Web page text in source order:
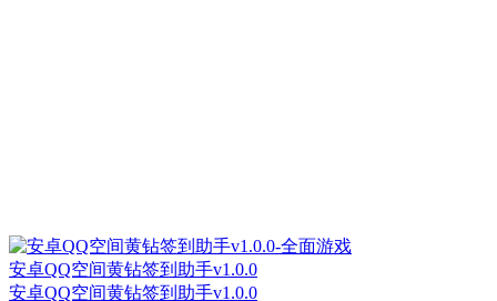
安卓QQ空间黄钻签到助手v1.0.0
安卓QQ空间黄钻签到助手v1.0.0